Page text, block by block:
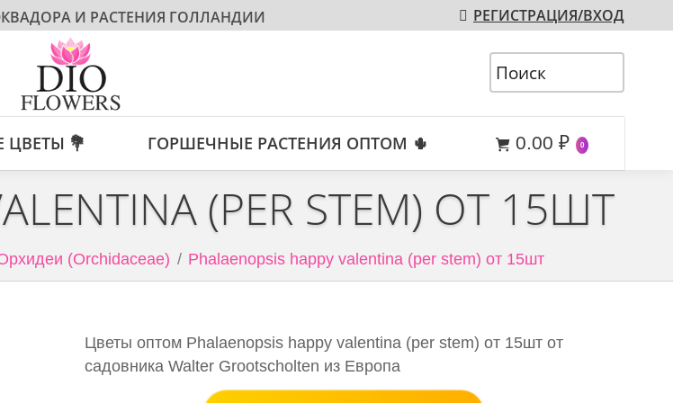
И РАСТЕНИЯ ГОЛЛАНДИИ РЕГИСТРАЦИЯ/ВХОД
ЦВЕТЫ 💐 ГОРШЕЧНЫЕ РАСТЕНИЯ ОПТОМ 🌵 0.00 ₽ 0
(PER STEM) ОТ 15ШТ
(Orchidaceae) Phalaenopsis happy valentina (per stem) от 15шт
Цветы оптом Phalaenopsis happy valentina (per stem) от 15шт от
садовника Walter Grootscholten из Европа